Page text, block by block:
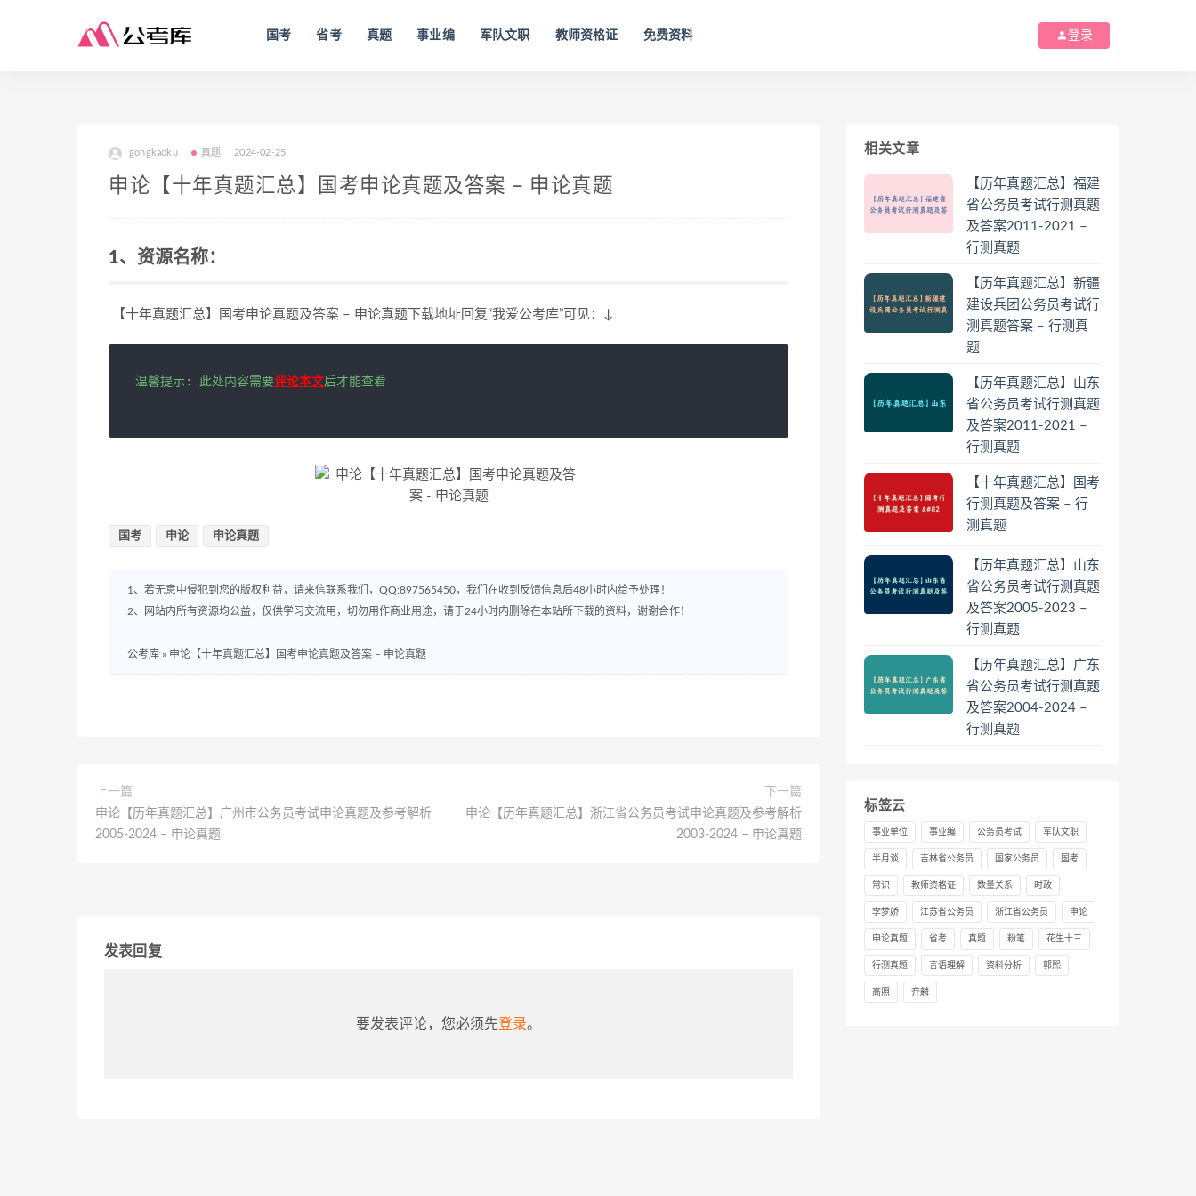
国考 省考 真题 事业编 军队文职 教师资格证 免费资料 登录
gongkaoku 真题 2024-02-25
申论【十年真题汇总】国考申论真题及答案 – 申论真题
1、资源名称：
【十年真题汇总】国考申论真题及答案 – 申论真题下载地址回复“我爱公考库”可见：↓
温馨提示: 此处内容需要评论本文后才能查看
国考 申论 申论真题
1、若无意中侵犯到您的版权利益，请来信联系我们，QQ:897565450，我们在收到反馈信息后48小时内给予处理！
2、网站内所有资源均公益，仅供学习交流用，切勿用作商业用途，请于24小时内删除在本站所下载的资料，谢谢合作！
公考库 » 申论【十年真题汇总】国考申论真题及答案 – 申论真题
上一篇
申论【历年真题汇总】广州市公务员考试申论真题及参考解析
2005-2024 – 申论真题
下一篇
申论【历年真题汇总】浙江省公务员考试申论真题及参考解析
2003-2024 – 申论真题
发表回复
要发表评论，您必须先登录。
相关文章
【历年真题汇总】福建
省公务员考试行测真题
及答案2011-2021 –
行测真题
【历年真题汇总】新疆
建设兵团公务员考试行
测真题答案 – 行测真
题
【历年真题汇总】山东
省公务员考试行测真题
及答案2011-2021 –
行测真题
【十年真题汇总】国考
行测真题及答案 – 行
测真题
【历年真题汇总】山东
省公务员考试行测真题
及答案2005-2023 –
行测真题
【历年真题汇总】广东
省公务员考试行测真题
及答案2004-2024 –
行测真题
标签云
事业单位 事业编 公务员考试 军队文职
半月谈 吉林省公务员 国家公务员 国考
常识 教师资格证 数量关系 时政
李梦娇 江苏省公务员 浙江省公务员 申论
申论真题 省考 真题 粉笔 花生十三
行测真题 言语理解 资料分析 郭熙
高照 齐麟